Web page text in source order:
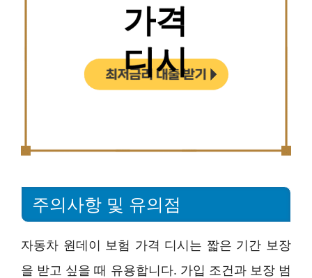
주의사항 및 유의점
자동차 원데이 보험 가격 디시는 짧은 기간 보장
을 받고 싶을 때 유용합니다. 가입 조건과 보장 범